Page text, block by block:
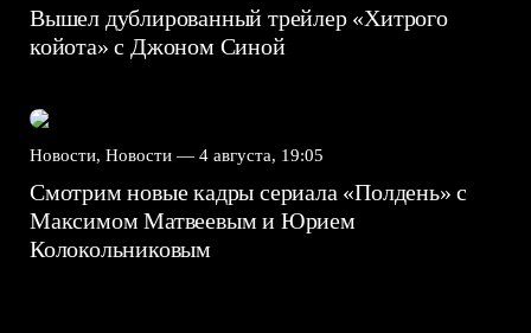
Вышел дублированный трейлер «Хитрого
койота» с Джоном Синой
Новости, Новости — 4 августа, 19:05
Смотрим новые кадры сериала «Полдень» с
Максимом Матвеевым и Юрием
Колокольниковым